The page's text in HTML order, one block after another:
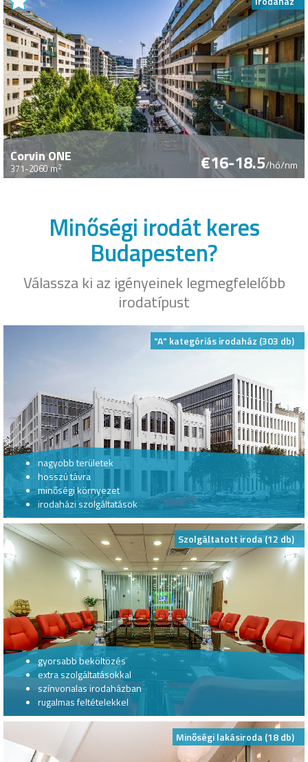
Corvin ONE
371-2060 m2 €16-18.5/hó/nm
Minőségi irodát keres
Budapesten?
Válassza ki az igényeinek legmegfelelőbb
irodatípust
"A" kategóriás irodaház (303 db)
nagyobb területek
hosszú távra
minőségi környezet
irodaházi szolgáltatások
Szolgáltatott iroda (12 db)
gyorsabb beköltözés
extra szolgáltatásokkal
színvonalas irodaházban
rugalmas feltételekkel
Minőségi lakásiroda (18 db)